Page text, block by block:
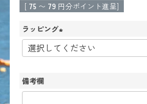
[ 75 〜 79 円分ポイント進呈]
ラッピング
(
必
備考欄